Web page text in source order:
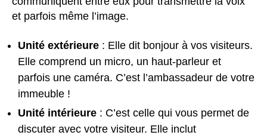
et parfois même l’image.
Unité extérieure : Elle dit bonjour à vos visiteurs.
Elle comprend un micro, un haut-parleur et
parfois une caméra. C’est l’ambassadeur de votre
immeuble !
Unité intérieure : C’est celle qui vous permet de
discuter avec votre visiteur. Elle inclut